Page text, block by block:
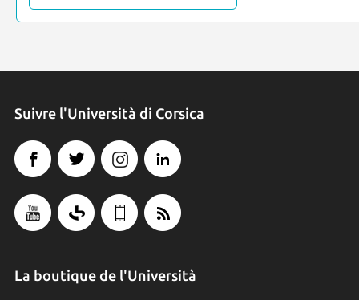
Suivre l'Università di Corsica
La boutique de l'Università